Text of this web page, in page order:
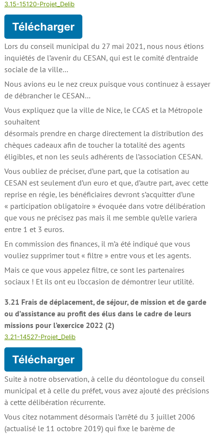
3.15-15120-Projet_Delib
Télécharger
Lors du conseil municipal du 27 mai 2021, nous nous étions
inquiétés de l’avenir du CESAN, qui est le comité d’entraide
sociale de la ville…
Nous avions eu le nez creux puisque vous continuez à essayer
de débrancher le CESAN…
Vous expliquez que la ville de Nice, le CCAS et la Métropole
souhaitent
désormais prendre en charge directement la distribution des
chèques cadeaux afin de toucher la totalité des agents
éligibles, et non les seuls adhérents de l’association CESAN.
Vous oubliez de préciser, d’une part, que la cotisation au
CESAN est seulement d’un euro et que, d’autre part, avec cette
reprise en régie, les bénéficiaires devront s’acquitter d’une
« participation obligatoire » évoquée dans votre délibération
que vous ne précisez pas mais il me semble qu’elle variera
entre 1 et 3 euros.
En commission des finances, il m’a été indiqué que vous
vouliez supprimer tout « filtre » entre vous et les agents.
Mais ce que vous appelez filtre, ce sont les partenaires
sociaux ! Et ils ont eu l’occasion de démontrer leur utilité.
3.21 Frais de déplacement, de séjour, de mission et de garde
ou d’assistance au profit des élus dans le cadre de leurs
missions pour l’exercice 2022 (2)
3.21-14527-Projet_Delib
Télécharger
Suite à notre observation, à celle du déontologue du conseil
municipal et à celle du préfet, vous avez ajouté des précisions
à cette délibération récurrente.
Vous citez notamment désormais l’arrêté du 3 juillet 2006
(actualisé le 11 octobre 2019) qui fixe le barème de